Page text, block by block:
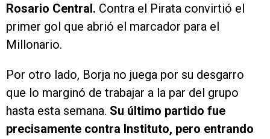
Rosario Central. Contra el Pirata convirtió el
primer gol que abrió el marcador para el
Millonario.
Por otro lado, Borja no juega por su desgarro
que lo marginó de trabajar a la par del grupo
hasta esta semana. Su último partido fue
precisamente contra Instituto, pero entrando